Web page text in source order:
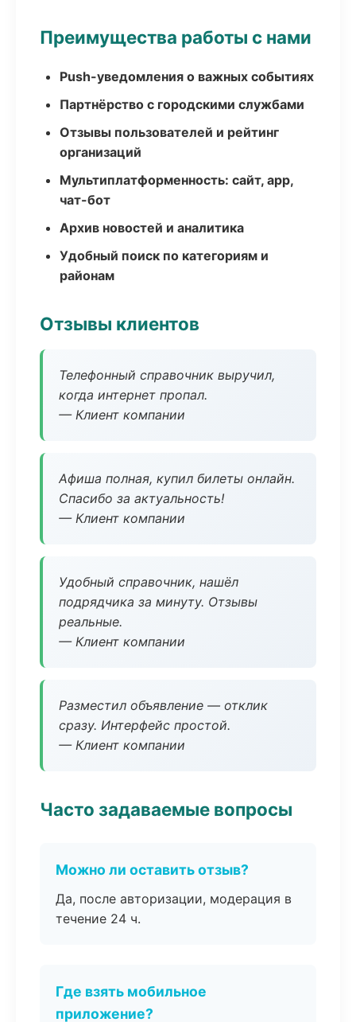
Преимущества работы с нами
Push-уведомления о важных событиях
Партнёрство с городскими службами
Отзывы пользователей и рейтинг
организаций
Мультиплатформенность: сайт, app,
чат-бот
Архив новостей и аналитика
Удобный поиск по категориям и
районам
Отзывы клиентов
Телефонный справочник выручил,
когда интернет пропал.
— Клиент компании
Афиша полная, купил билеты онлайн.
Спасибо за актуальность!
— Клиент компании
Удобный справочник, нашёл
подрядчика за минуту. Отзывы
реальные.
— Клиент компании
Разместил объявление — отклик
сразу. Интерфейс простой.
— Клиент компании
Часто задаваемые вопросы
Можно ли оставить отзыв?
Да, после авторизации, модерация в
течение 24 ч.
Где взять мобильное
приложение?